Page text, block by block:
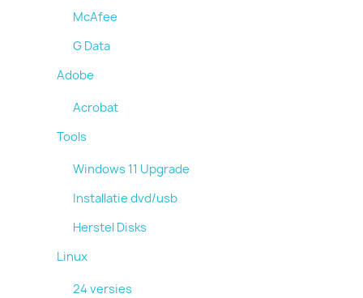
McAfee
G Data
Adobe
Acrobat
Tools
Windows 11 Upgrade
Installatie dvd/usb
Herstel Disks
Linux
24 versies